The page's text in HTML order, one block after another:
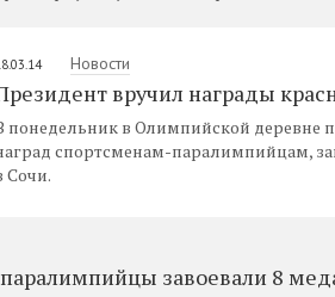
Новости
вручил награды
понедельник в Олимпийской деревне
спортсменам-паралимпийцам,
Сочи.
завоевали 8